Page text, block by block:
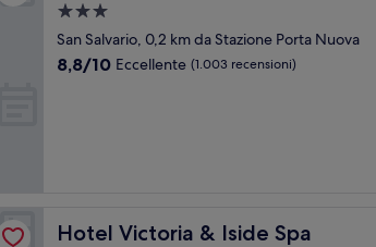
Struttura
a
3.0
San Salvario, 0,2 km da Stazione Porta Nuova
8.8
8,8/10 Eccellente (1.003 recensioni)
Hotel Victoria & Iside Spa
Hotel Victoria & Iside Spa